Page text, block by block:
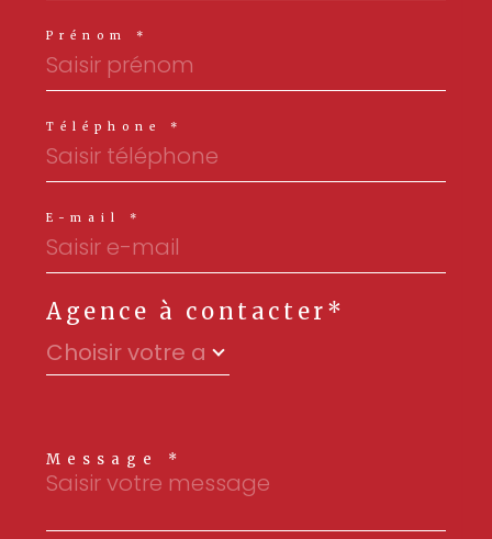
Agence à contacter*
Choisir votre agence
Prénom *
Téléphone *
E-mail *
Message *